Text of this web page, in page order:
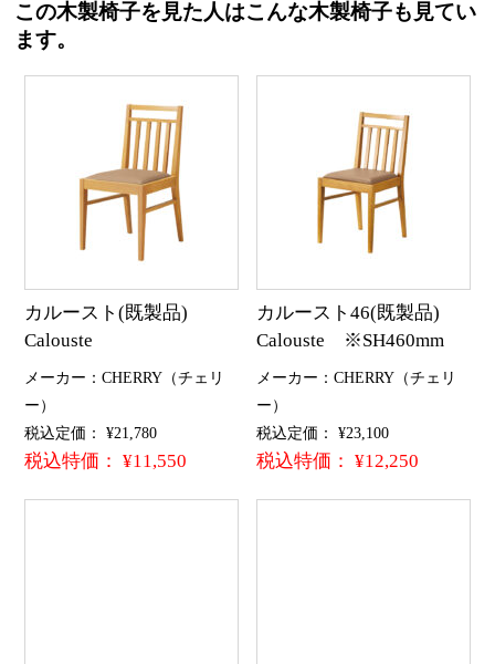
この木製椅子を見た人はこんな木製椅子も見てい
ます。
カルースト(既製品)
Calouste
メーカー：CHERRY（チェリ
ー）
税込定価： ¥21,780
税込特価： ¥11,550
カルースト46(既製品)
Calouste ※SH460mm
メーカー：CHERRY（チェリ
ー）
税込定価： ¥23,100
税込特価： ¥12,250